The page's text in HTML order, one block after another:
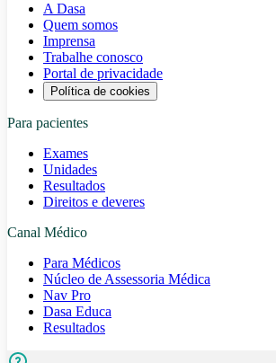
A Dasa
Quem somos
Imprensa
Trabalhe conosco
Portal de privacidade
Política de cookies
Para pacientes
Exames
Unidades
Resultados
Direitos e deveres
Canal Médico
Para Médicos
Núcleo de Assessoria Médica
Nav Pro
Dasa Educa
Resultados